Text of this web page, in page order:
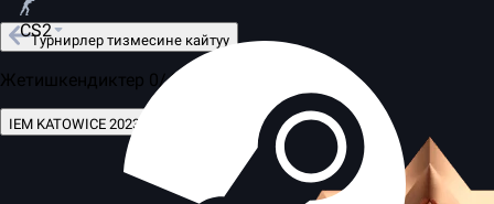
CS2
Турнирлер тизмесине кайтуу
Жетишкендиктер 0/4
IEM KATOWICE 2023